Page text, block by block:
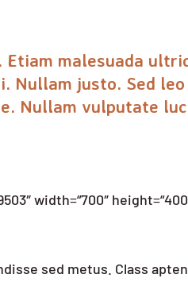
malesuada
Nullam justo. Sed
Nullam vulputate
width=“700″
sed metus. Class